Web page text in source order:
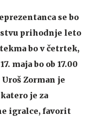
se bo
prihodnje leto
bo v četrtek,
maja bo ob 17.00
Zorman je
je za
igralce, favorit